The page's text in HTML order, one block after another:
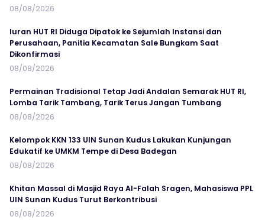
08/08/2026
Iuran HUT RI Diduga Dipatok ke Sejumlah Instansi dan
Perusahaan, Panitia Kecamatan Sale Bungkam Saat
Dikonfirmasi
08/08/2026
Permainan Tradisional Tetap Jadi Andalan Semarak HUT RI,
Lomba Tarik Tambang, Tarik Terus Jangan Tumbang
08/08/2026
Kelompok KKN 133 UIN Sunan Kudus Lakukan Kunjungan
Edukatif ke UMKM Tempe di Desa Badegan
08/08/2026
Khitan Massal di Masjid Raya Al-Falah Sragen, Mahasiswa PPL
UIN Sunan Kudus Turut Berkontribusi
08/08/2026